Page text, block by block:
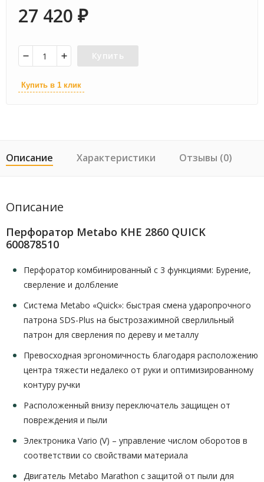
27 420 ₽
Купить
Купить в 1 клик
Описание Характеристики Отзывы (0)
Описание
Перфоратор Metabo KHE 2860 QUICK
600878510
Перфоратор комбинированный с 3 функциями: Бурение,
сверление и долбление
Система Metabo «Quick»: быстрая смена ударопрочного
патрона SDS-Plus на быстрозажимной сверлильный
патрон для сверления по дереву и металлу
Превосходная эргономичность благодаря расположению
центра тяжести недалеко от руки и оптимизированному
контуру ручки
Расположенный внизу переключатель защищен от
повреждения и пыли
Электроника Vario (V) – управление числом оборотов в
соответствии со свойствами материала
Двигатель Metabo Marathon с защитой от пыли для